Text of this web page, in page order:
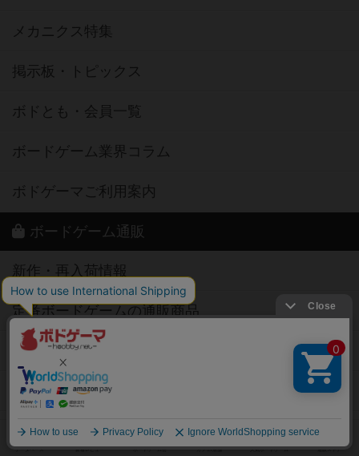
メカニクス特集
掲示板・トピックス
ボドとも・会員一覧
ボードゲーム業界コラム
ボドゲーマご利用案内
ボードゲーム通販
新作・再入荷情報
定番ボードゲームの通販商品
国産ボードゲームの通販商品
子供向けボードゲームの通販商品
2人用ボードゲームの通販商品